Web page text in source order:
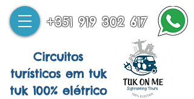
Circuitos
turísticos em tuk
tuk 100% elétrico
+351 919 302 617